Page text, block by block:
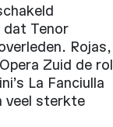
Tenor
Rafael
Rojas
dat Tenor
Rojas,
Zuid de rol
La Fanciulla
veel sterkte